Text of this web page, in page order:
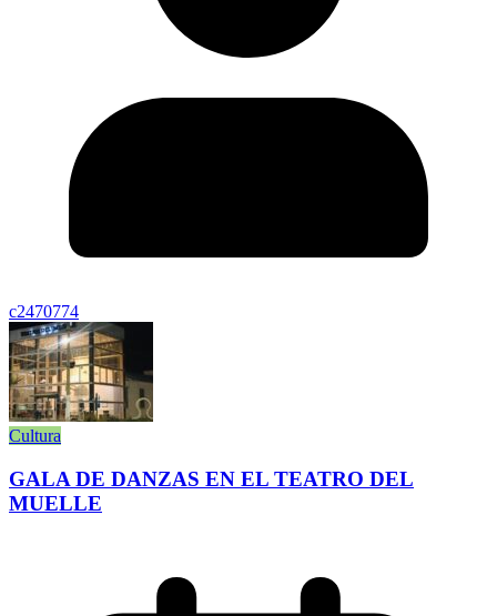
c2470774
Cultura
GALA DE DANZAS EN EL TEATRO DEL
MUELLE